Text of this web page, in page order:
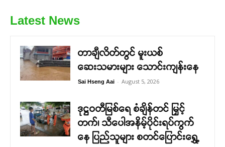
Latest News
တာချီလိတ်တွင် မူးယစ်
ဆေးသမားများ သောင်းကျန်းနေ
Sai Hseng Aai - August 5, 2026
ဒုဋ္ဌဝတီမြစ်ရေ စံချိန်တင် မြှင့်
တက်၊ သီပေါအနိမ့်ပိုင်းရပ်ကွက်
နေ ပြည်သူများ စတင်ပြောင်းရွှေ့